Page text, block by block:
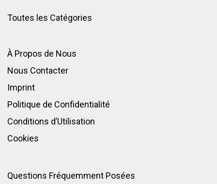
Toutes les Catégories
À Propos de Nous
Nous Contacter
Imprint
Politique de Confidentialité
Conditions d’Utilisation
Cookies
Questions Fréquemment Posées